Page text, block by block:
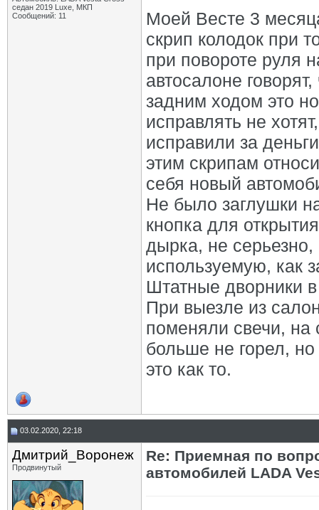
седан 2019 Luxe, МКП
Сообщений: 11
Моей Весте 3
скрип колодок при
при повороте руля
автосалоне
задним ходом это
исправлять не
исправили за
этим скрипам
себя новый
Не было заглушки
кнопка для
дырка, не
используемую, как
Штатные дворники в
При выезле из
поменяли свечи, на
больше не горел,
это как то.
03.02.2020, 22:18
Дмитрий_Воронеж
Продвинутый
Re: Приемная по
автомобилей LADA